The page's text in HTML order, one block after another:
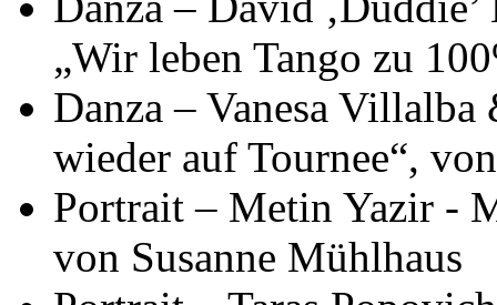
„Wir leben Tango zu
Danza – Vanesa
wieder auf Tournee“,
Portrait – Metin Yazir -
von Susanne Mühlhaus